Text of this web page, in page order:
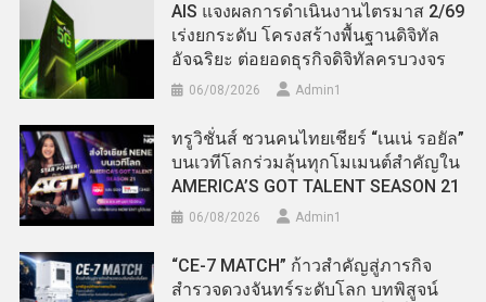
AIS แจงผลการดำเนินงานไตรมาส 2/69
เร่งยกระดับ โครงสร้างพื้นฐานดิจิทัล
อัจฉริยะ ต่อยอดธุรกิจดิจิทัลครบวงจร
06/08/2026 Admin​1
ทรูวิชั่นส์ ชวนคนไทยเชียร์ “เนเน่ รอยัล”
บนเวทีโลกร่วมลุ้นทุกโมเมนต์สำคัญใน
AMERICA’S GOT TALENT SEASON 21
06/08/2026 Admin​1
“CE-7 MATCH” ก้าวสำคัญสู่ภารกิจ
สำรวจดวงจันทร์ระดับโลก บทพิสูจน์